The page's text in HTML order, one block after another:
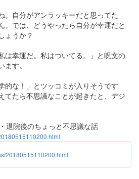
。自分がアンラッキーだと思ってた
。では、どうやったら自分が幸運だと
ょうか？
は幸運だ。私はついてる。」と呪文の
す。
的な！」とツッコミが入りそうです
てたら不思議なことが起きたと、デジ
退院後のちょっと不思議な話
20180515110200.html